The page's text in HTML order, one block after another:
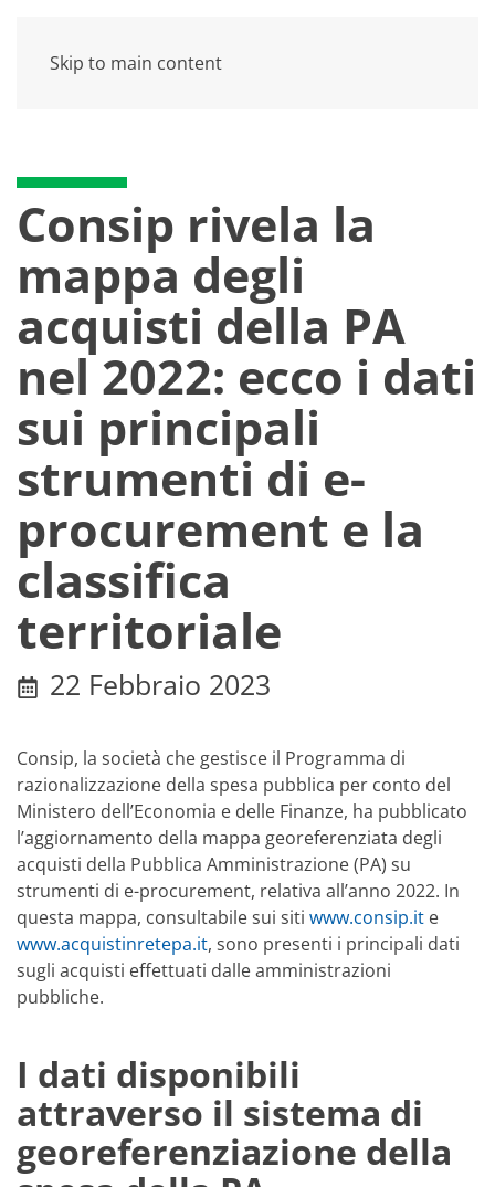
Skip to main content
Consip rivela la
mappa degli
acquisti della PA
nel 2022: ecco i dati
sui principali
strumenti di e-
procurement e la
classifica
territoriale
22 Febbraio 2023
Consip, la società che gestisce il Programma di
razionalizzazione della spesa pubblica per conto del
Ministero dell’Economia e delle Finanze, ha pubblicato
l’aggiornamento della mappa georeferenziata degli
acquisti della Pubblica Amministrazione (PA) su
strumenti di e-procurement, relativa all’anno 2022. In
questa mappa, consultabile sui siti www.consip.it e
www.acquistinretepa.it, sono presenti i principali dati
sugli acquisti effettuati dalle amministrazioni
pubbliche.
I dati disponibili
attraverso il sistema di
georeferenziazione della